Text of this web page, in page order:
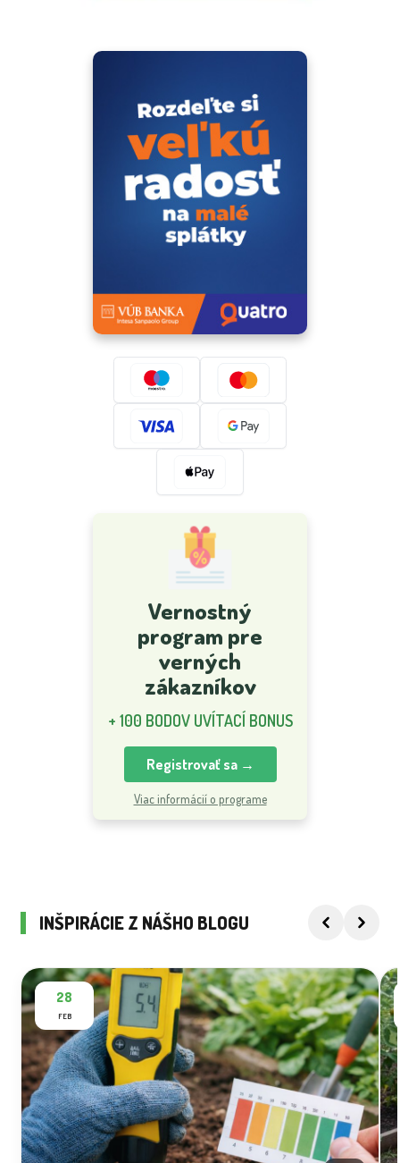
Vernostný
program pre
verných
zákazníkov
+ 100 BODOV UVÍTACÍ BONUS
Registrovať sa →
Viac informácií o programe
INŠPIRÁCIE Z NÁŠHO BLOGU
28
FEB